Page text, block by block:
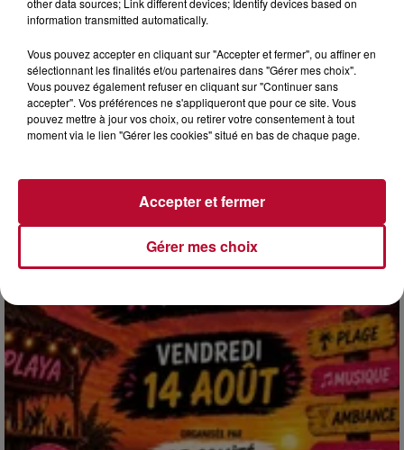
4 août 2026
HÉRAULT, PYRÉNÉES-ORIENTALES : TROIS
masque, un tuba et une paire de palmes...
other data sources; Link different devices; Identify devices based on
information transmitted automatically.
Vous pouvez accepter en cliquant sur "Accepter et fermer", ou affiner en
sélectionnant les finalités et/ou partenaires dans "Gérer mes choix".
Vous pouvez également refuser en cliquant sur "Continuer sans
accepter". Vos préférences ne s'appliqueront que pour ce site. Vous
pouvez mettre à jour vos choix, ou retirer votre consentement à tout
moment via le lien "Gérer les cookies" situé en bas de chaque page.
Gérer mes choix
Accepter et fermer